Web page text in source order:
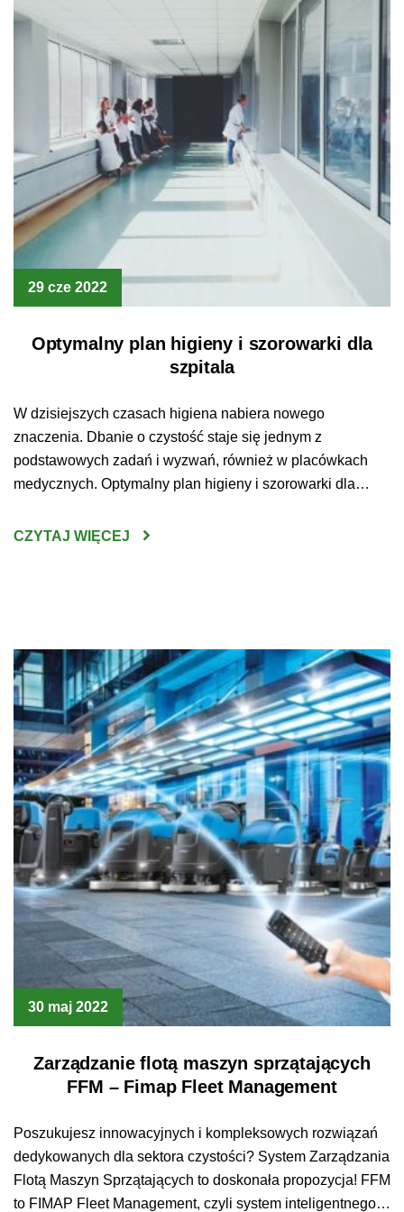
29 cze 2022
Optymalny plan higieny i szorowarki dla
szpitala
W dzisiejszych czasach higiena nabiera nowego
znaczenia. Dbanie o czystość staje się jednym z
podstawowych zadań i wyzwań, również w placówkach
medycznych. Optymalny plan higieny i szorowarki dla
pacjentów, lekarzy oraz prowadzonych na miejscu badań,
CZYTAJ WIĘCEJ
30 maj 2022
Zarządzanie flotą maszyn sprzątających
FFM – Fimap Fleet Management
Poszukujesz innowacyjnych i kompleksowych rozwiązań
dedykowanych dla sektora czystości? System Zarządzania
Flotą Maszyn Sprzątających to doskonała propozycja! FFM
to FIMAP Fleet Management, czyli system inteligentnego